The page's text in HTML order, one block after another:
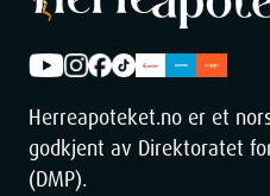
Herreapoteket.no er et
godkjent av Direktoratet
(DMP).